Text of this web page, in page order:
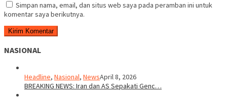
Simpan nama, email, dan situs web saya pada peramban ini untuk
komentar saya berikutnya.
NASIONAL
Headline, Nasional, NewsApril 8, 2026
BREAKING NEWS: Iran dan AS Sepakati Genc…